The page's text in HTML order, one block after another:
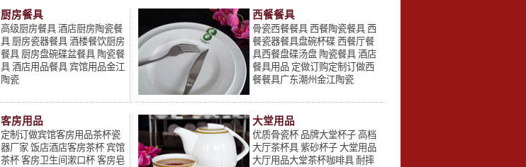
厨房餐具
高级厨房餐具 酒店厨房陶瓷餐
具 厨房瓷器餐具 酒楼餐饮厨房
餐具 厨房盘碗碟盆餐具 陶瓷餐
具 酒店用品餐具 宾馆用品金江
陶瓷
西餐餐具
骨瓷西餐餐具 西餐陶瓷餐具 西
餐瓷器餐具盘碗杯碟 西餐厅餐
具西餐盘碟汤盘 陶瓷餐具 酒店
餐具用品 定做订购定制订做西
餐餐具广东潮州金江陶瓷
客房用品
定制订做宾馆客房用品茶杯瓷
器厂家 饭店酒店客房茶杯 宾馆
茶杯 客房卫生间漱口杯 客房皂
大堂用品
优质骨瓷杯 品牌大堂杯子 高档
大厅茶杯具 紫砂杯子 大堂用品
大厅用品大堂茶杯咖啡具 耐摔